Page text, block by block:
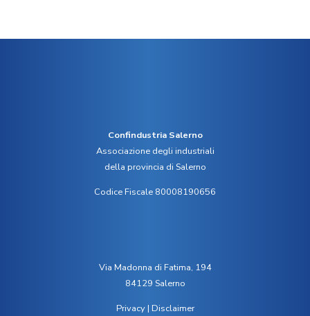
Confindustria Salerno
Associazione degli industriali
della provincia di Salerno
Codice Fiscale 80008190656
Via Madonna di Fatima, 194
84129 Salerno
Privacy| Disclaimer